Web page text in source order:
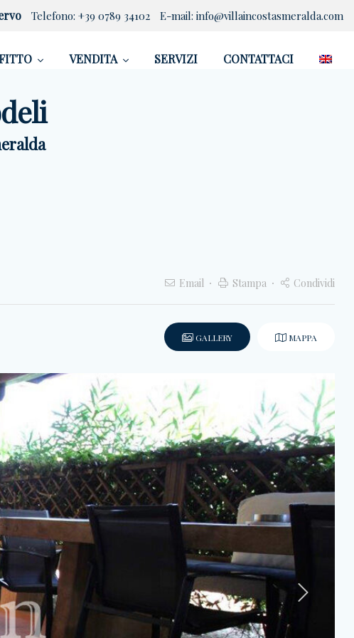
Telefono: +39 0789 34102 E-mail: info@villaincostasmeralda.com
VENDITA SERVIZI CONTATTACI
Email Stampa Condividi
GALLERY MAPPA